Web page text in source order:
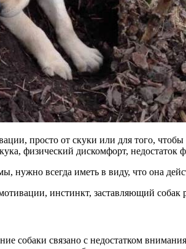
просто от скуки или для того,
физический дискомфорт,
нужно всегда иметь в виду, что она
инстинкт, заставляющий
собаки связано с недостатком